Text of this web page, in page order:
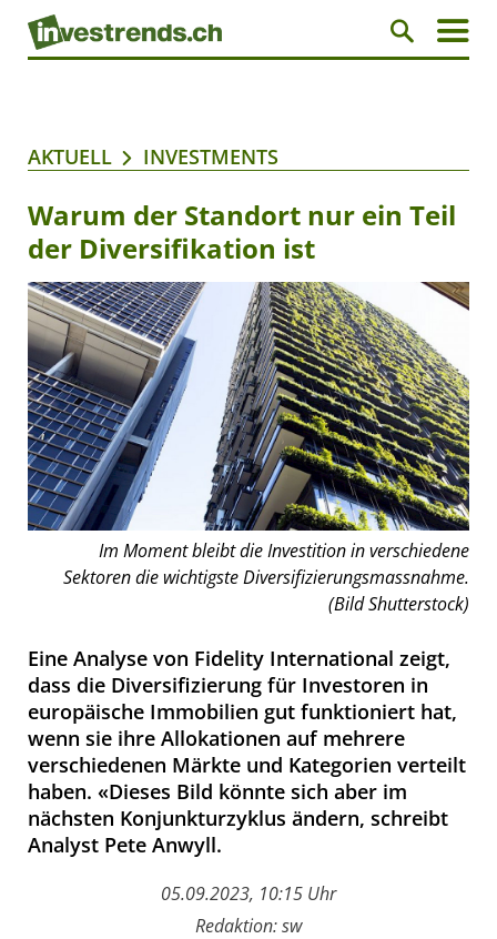
AKTUELL INVESTMENTS
Warum der Standort nur ein Teil
der Diversifikation ist
Im Moment bleibt die Investition in verschiedene
Sektoren die wichtigste Diversifizierungsmassnahme.
(Bild Shutterstock)
Eine Analyse von Fidelity International zeigt,
dass die Diversifizierung für Investoren in
europäische Immobilien gut funktioniert hat,
wenn sie ihre Allokationen auf mehrere
verschiedenen Märkte und Kategorien verteilt
haben. «Dieses Bild könnte sich aber im
nächsten Konjunkturzyklus ändern, schreibt
Analyst Pete Anwyll.
05.09.2023, 10:15 Uhr
Redaktion: sw